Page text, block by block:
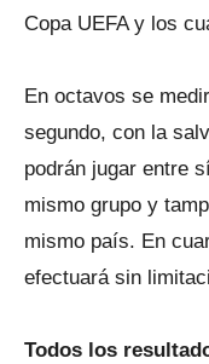
Copa UEFA y los
En octavos se
segundo, con la
podrán jugar entre
mismo grupo y
mismo país. En
efectuará sin
Todos los